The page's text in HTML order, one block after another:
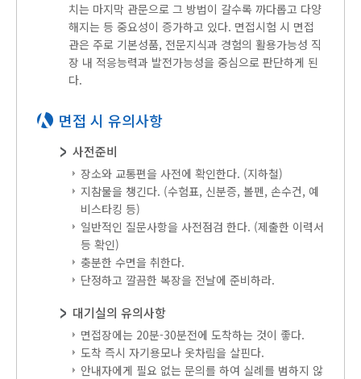
치는 마지막 관문으로 그 방법이 갈수록 까다롭고 다양
해지는 등 중요성이 증가하고 있다. 면접시험 시 면접
관은 주로 기본성품, 전문지식과 경험의 활용가능성 직
장 내 적응능력과 발전가능성을 중심으로 판단하게 된
다.
면접 시 유의사항
사전준비
장소와 교통편을 사전에 확인한다. (지하철)
지참물을 챙긴다. (수험표, 신분증, 볼펜, 손수건, 예
비스타킹 등)
일반적인 질문사항을 사전점검 한다. (제출한 이력서
등 확인)
충분한 수면을 취한다.
단정하고 깔끔한 복장을 전날에 준비하라.
대기실의 유의사항
면접장에는 20분-30분전에 도착하는 것이 좋다.
도착 즉시 자기용모나 옷차림을 살핀다.
안내자에게 필요 없는 문의를 하여 실례를 범하지 않